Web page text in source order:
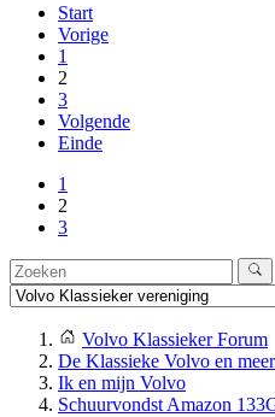
Start
Vorige
1
2
3
Volgende
Einde
1
2
3
Volvo Klassieker Forum
De Klassieke Volvo en
Ik en mijn Volvo
Schuurvondst Amazon